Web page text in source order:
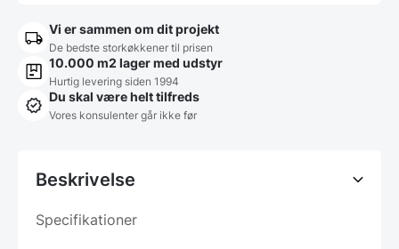
Vi er sammen om dit projekt
De bedste storkøkkener til prisen
10.000 m2 lager med udstyr
Hurtig levering siden 1994
Du skal være helt tilfreds
Vores konsulenter går ikke før
Beskrivelse
Specifikationer